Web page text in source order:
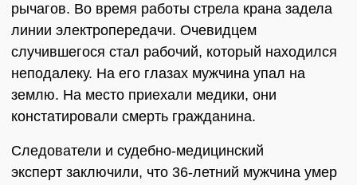
рычагов. Во время работы стрела крана задела
линии электропередачи. Очевидцем
случившегося стал рабочий, который находился
неподалеку. На его глазах мужчина упал на
землю. На место приехали медики, они
констатировали смерть гражданина.
Следователи и судебно-медицинский
эксперт заключили, что 36-летний мужчина умер